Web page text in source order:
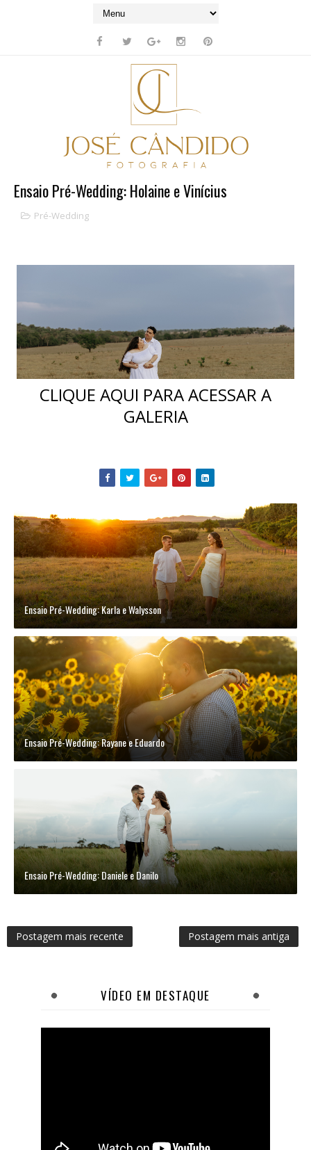
Ensaio Pré-Wedding: Holaine e Vinícius
Pré-Wedding
CLIQUE AQUI PARA ACESSAR A
GALERIA
Ensaio Pré-Wedding: Karla e Walysson
Ensaio Pré-Wedding: Rayane e Eduardo
Ensaio Pré-Wedding: Daniele e Danilo
Postagem mais recente Postagem mais antiga
VÍDEO EM DESTAQUE